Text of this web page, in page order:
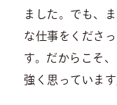
ました。でも、
な仕事をくださ
す。だからこそ
強く思っています